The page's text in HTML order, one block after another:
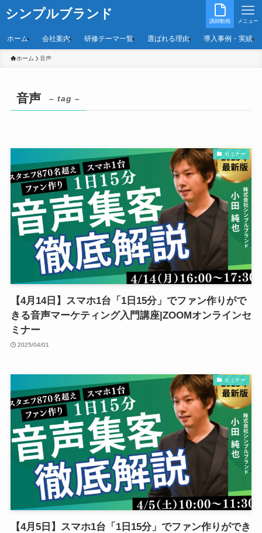
シンプルブランド 講師動画 メニュー
ホーム 会社案内 研修テーマ一覧 選ばれる理由 導入事例・実績
ホーム 音声
音声 – tag –
セミナー
【4月14日】スマホ1台「1日15分」でファン作りがで
きる音声マーケティング入門講座|ZOOMオンラインセ
ミナー
2025/04/01
セミナー
【4月5日】スマホ1台「1日15分」でファン作りができ